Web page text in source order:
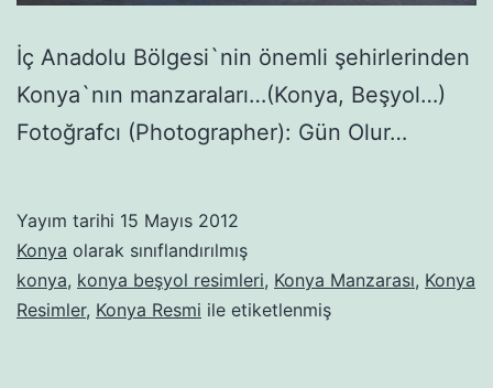
İç Anadolu Bölgesi`nin önemli şehirlerinden
Konya`nın manzaraları…(Konya, Beşyol…)
Fotoğrafcı (Photographer): Gün Olur…
Yayım tarihi 15 Mayıs 2012
Konya olarak sınıflandırılmış
konya, konya beşyol resimleri, Konya Manzarası, Konya
Resimler, Konya Resmi ile etiketlenmiş